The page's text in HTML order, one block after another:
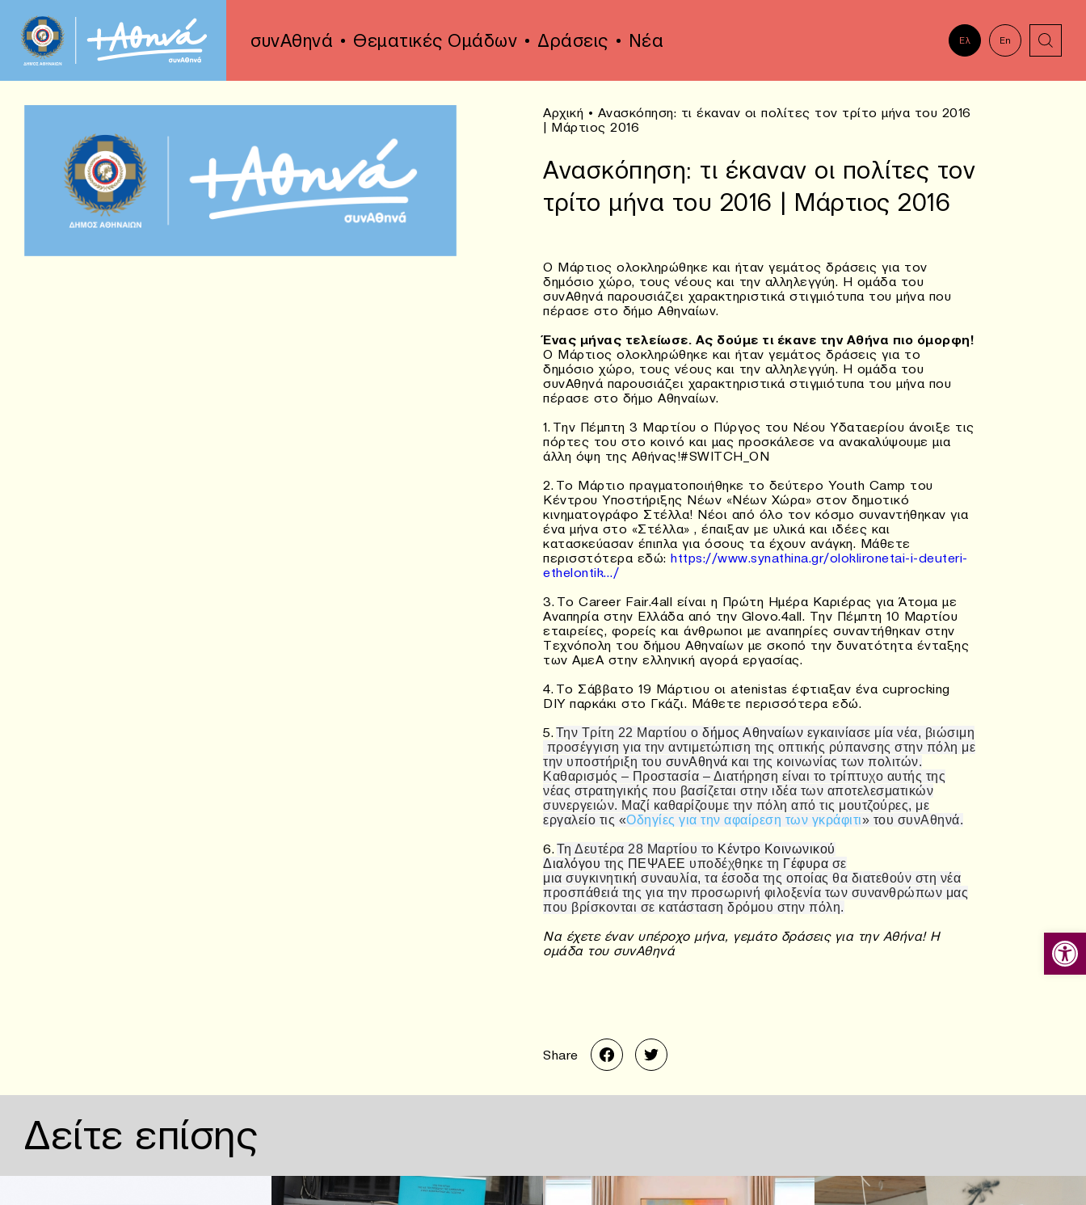
συνΑθηνά Θεματικές Ομάδων Δράσεις Νέα Ελ En
Αρχική • Ανασκόπηση: τι έκαναν οι πολίτες τον τρίτο μήνα του 2016
| Μάρτιος 2016
Ανασκόπηση: τι έκαναν οι πολίτες τον
τρίτο μήνα του 2016 | Μάρτιος 2016
O Μάρτιος ολοκληρώθηκε και ήταν γεμάτος δράσεις για τον
δημόσιο χώρο, τους νέους και την αλληλεγγύη. Η ομάδα του
συνΑθηνά παρουσιάζει χαρακτηριστικά στιγμιότυπα του μήνα που
πέρασε στο δήμο Αθηναίων.
Ένας μήνας τελείωσε. Ας δούμε τι έκανε την Αθήνα πιο όμορφη!
O Μάρτιος ολοκληρώθηκε και ήταν γεμάτος δράσεις για το
δημόσιο χώρο, τους νέους και την αλληλεγγύη. Η ομάδα του
συνΑθηνά παρουσιάζει χαρακτηριστικά στιγμιότυπα του μήνα που
πέρασε στο δήμο Αθηναίων.
1. Την Πέμπτη 3 Μαρτίου ο Πύργος του Νέου Υδαταερίου άνοιξε τις
πόρτες του στο κοινό και μας προσκάλεσε να ανακαλύψουμε μια
άλλη όψη της Αθήνας!‪#‎SWITCH_ON‬
2. Το Μάρτιο πραγματοποιήθηκε το δεύτερο Youth Camp του
Κέντρου Υποστήριξης Νέων «Νέων Χώρα» στον δημοτικό
κινηματογράφο Στέλλα! Νέοι από όλο τον κόσμο συναντήθηκαν για
ένα μήνα στο «Στέλλα» , έπαιξαν με υλικά και ιδέες και
κατασκεύασαν έπιπλα για όσους τα έχουν ανάγκη. Μάθετε
περισστότερα εδώ: https://www.synathina.gr/oloklironetai-i-deuteri-
ethelontik…/
3. Το Career Fair.4all είναι η Πρώτη Ημέρα Καριέρας για Άτομα με
Αναπηρία στην Ελλάδα από την Glovo.4all. Την Πέμπτη 10 Μαρτίου
εταιρείες, φορείς και άνθρωποι με αναπηρίες συναντήθηκαν στην
Τεχνόπολη του δήμου Αθηναίων με σκοπό την δυνατότητα ένταξης
των ΑμεΑ στην ελληνική αγορά εργασίας.
4. To Σάββατο 19 Μάρτιου οι atenistas έφτιαξαν ένα cuprocking
DIY παρκάκι στο Γκάζι. Μάθετε περισσότερα εδώ.
5. Την Τρίτη 22 Μαρτίου ο δήμος Αθηναίων εγκαινίασε μία νέα, βιώσιμη
προσέγγιση για την αντιμετώπιση της οπτικής ρύπανσης στην πόλη με
την υποστήριξη του συνΑθηνά και της κοινωνίας των πολιτών.
Καθαρισμός – Προστασία – Διατήρηση είναι το τρίπτυχο αυτής της
νέας στρατηγικής που βασίζεται στην ιδέα των αποτελεσματικών
συνεργειών. Μαζί καθαρίζουμε την πόλη από τις μουτζούρες, με
εργαλείο τις «Οδηγίες για την αφαίρεση των γκράφιτι» του συνΑθηνά.
6. Τη Δευτέρα 28 Μαρτίου το Κέντρο Κοινωνικού
Διαλόγου της ΠΕΨΑΕΕ υποδέχθηκε τη Γέφυρα σε
μια συγκινητική συναυλία, τα έσοδα της οποίας θα διατεθούν στη νέα
προσπάθειά της για την προσωρινή φιλοξενία των συνανθρώπων μας
που βρίσκονται σε κατάσταση δρόμου στην πόλη.
Να έχετε έναν υπέροχο μήνα, γεμάτο δράσεις για την Αθήνα! Η
ομάδα του συνΑθηνά
Share
Δείτε επίσης